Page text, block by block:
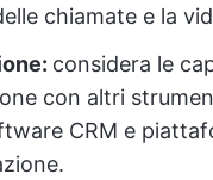
chiamate e la
considera le
con altri
CRM e